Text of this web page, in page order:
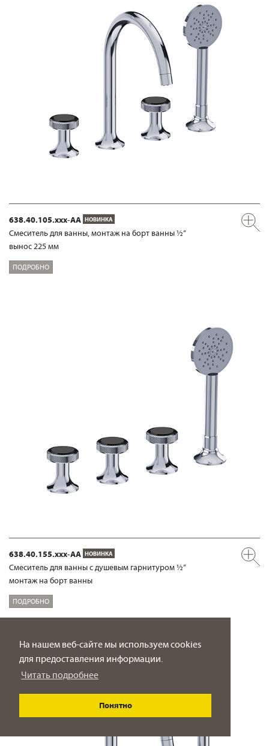
На нашем веб-сайте мы используем cookies
для предоставления информации.
Читать подробнее
Понятно
638.40.105.xxx-AA НОВИНКА
Смеситель для ванны, монтаж на борт ванны ½“
вынос 225 мм
ПОДРОБНО
638.40.155.xxx-AA НОВИНКА
Смеситель для ванны с душевым гарнитуром ½“
монтаж на борт ванны
ПОДРОБНО